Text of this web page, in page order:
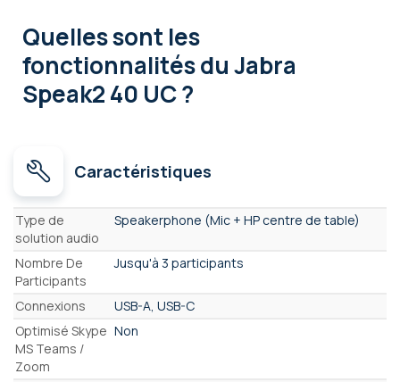
Quelles sont les
fonctionnalitésdu Jabra
Speak2 40 UC ?
Caractéristiques
Caractéristiques
Type de
solution audio
Speakerphone (Mic + HP centre de table)
Nombre De
Participants
Jusqu'à 3 participants
Connexions
USB-A, USB-C
Optimisé Skype
MS Teams /
Zoom
Non